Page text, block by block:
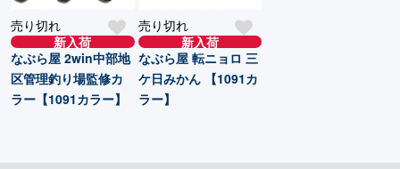
売り切れ
新入荷
なぶら屋 2win中部地
区管理釣り場監修カ
ラー【1091カラー】
売り切れ
新入荷
なぶら屋 転ニョロ 三
ケ日みかん 【1091カ
ラー】